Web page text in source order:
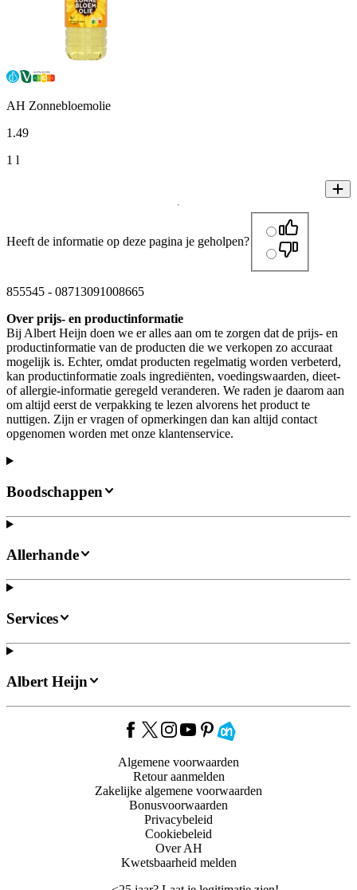
AH Zonnebloemolie
1 .49
1 l
Heeft de informatie op deze pagina je geholpen?
855545 - 08713091008665
Over prijs- en productinformatie
Bij Albert Heijn doen we er alles aan om te zorgen dat de prijs- en
productinformatie van de producten die we verkopen zo accuraat
mogelijk is. Echter, omdat producten regelmatig worden verbeterd,
kan productinformatie zoals ingrediënten, voedingswaarden, dieet-
of allergie-informatie geregeld veranderen. We raden je daarom aan
om altijd eerst de verpakking te lezen alvorens het product te
nuttigen. Zijn er vragen of opmerkingen dan kan altijd contact
opgenomen worden met onze klantenservice.
Boodschappen
Allerhande
Services
Albert Heijn
Algemene voorwaarden
Retour aanmelden
Zakelijke algemene voorwaarden
Bonusvoorwaarden
Privacybeleid
Cookiebeleid
Over AH
Kwetsbaarheid melden